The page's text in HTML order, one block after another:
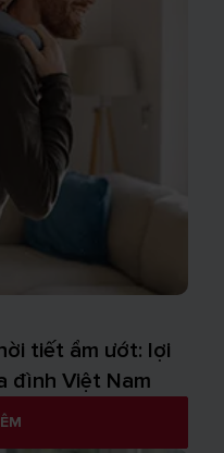
tiết ẩm ướt: lợi
đình Việt Nam